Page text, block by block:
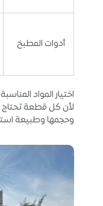
أدوات المطبخ
اختيار المواد
لأن كل قطعة تحتاج
وحجمها وطبيعة